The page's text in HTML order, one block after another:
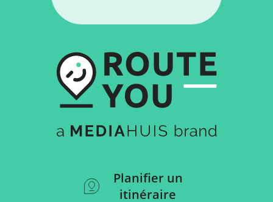
Planifier un
itinéraire